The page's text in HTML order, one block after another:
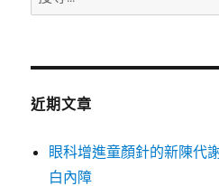
尋
鍵
近期文章
眼科增進童顏針的新陳代
白內障